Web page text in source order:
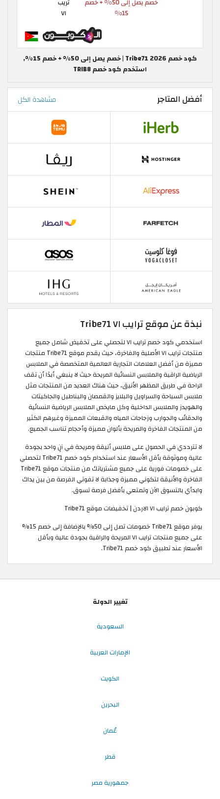
كود خصم Tribe71 2026 | خصم يصل إلى 50% + خصم 15%,
استخدم كود خصم TRIB8
أفضل المتاجر مشاهدة الكل
نبذة عن موقع ترايب ٧١ Tribe71
استخدمي كود خصم ترايب ٧١ لتحصلي على تخفيض شامل جميع
منتجات ترايب ٧١ الأصلية والفاخرة، حيث يقدم موقع Tribe71 منتجات
مميزة من أفضل العلامات التجارية العالمية المتخصصة في الملابس
الرياضية الراقية والملابس النسائية المريحة حيث لا ينبغي أبدًا أن تقف
الراحة في طريق المظهر الأنيق، حيث هناك العديد من المنتجات مثل
ملابس السباحة والسراويل والبلايز والقمصان والبناطيل والجاكيتات
والهويدز والملابس الداخلية وكل مايخص الملابس الرياضية النسائية
والحقائب والجوارب وزجاجات المياه والقبعات المميزة وغيرهم الكثير
من المنتجات الفاخرة والمريحة بألوان مميزة وأحجام تناسب الجميع.
لا تترددي في الحصول على ملابس أنيقة ومريحة في آنٍ واحد بجودة
عالية وموثوقة بأقل الأسعار عند استخدام كود خصم Tribe71 لتحصلي
على خصومات فورية على جميع مشترياتك من منتجات موقع Tribe71
الفاخرة والأنيقة لتكوني مميزة وجذابة لا تفوتي الفرصة من بين يداك
وابدأي بالتسوق الآن وتمتعي بأفضل فرصة تسوق.
كوبون خصم ترايب ٧١ الاردن | تخفيضات موقع Tribe71
يوفر موقع Tribe71 خصومات تصل إلى 50% بالإضافة إلى خصم 15%
على جميع منتجات ترايب ٧١ المريحة والراقية بجودة عالية وبأقل
الأسعار عند تطبيق كود خصم Tribe71.
تغيير الدولة
السعودية
الإمارات العربية
الكويت
البحرين
عُمان
قطر
جمهورية مصر